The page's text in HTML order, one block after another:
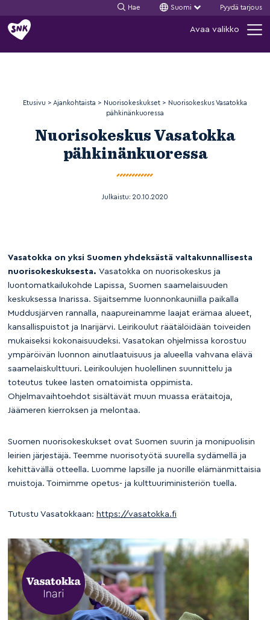
Siirry
sisältöön
Hae Suomi Pyydä tarjous
Avaa valikko
Etusivu > Ajankohtaista > Nuorisokeskukset > Nuorisokeskus Vasatokka
pähkinänkuoressa
Nuorisokeskus Vasatokka
pähkinänkuoressa
Julkaistu: 20.10.2020
Vasatokka on yksi Suomen yhdeksästä valtakunnallisesta
nuorisokeskuksesta. Vasatokka on nuorisokeskus ja
luontomatkailukohde Lapissa, Suomen saamelaisuuden
keskuksessa Inarissa. Sijaitsemme luonnonkauniilla paikalla
Muddusjärven rannalla, naapureinamme laajat erämaa alueet,
kansallispuistot ja Inarijärvi. Leirikoulut räätälöidään toiveiden
mukaiseksi kokonaisuudeksi. Vasatokan ohjelmissa korostuu
ympäröivän luonnon ainutlaatuisuus ja alueella vahvana elävä
saamelaiskulttuuri. Leirikoulujen huolellinen suunnittelu ja
toteutus tukee lasten omatoimista oppimista.
Ohjelmavaihtoehdot sisältävät muun muassa erätaitoja,
Jäämeren kierroksen ja melontaa.
Suomen nuorisokeskukset ovat Suomen suurin ja monipuolisin
leirien järjestäjä. Teemme nuorisotyötä suurella sydämellä ja
kehittävällä otteella. Luomme lapsille ja nuorille elämänmittaisia
muistoja. Toimimme opetus- ja kulttuuriministeriön tuella.
Tutustu Vasatokkaan: https://vasatokka.fi